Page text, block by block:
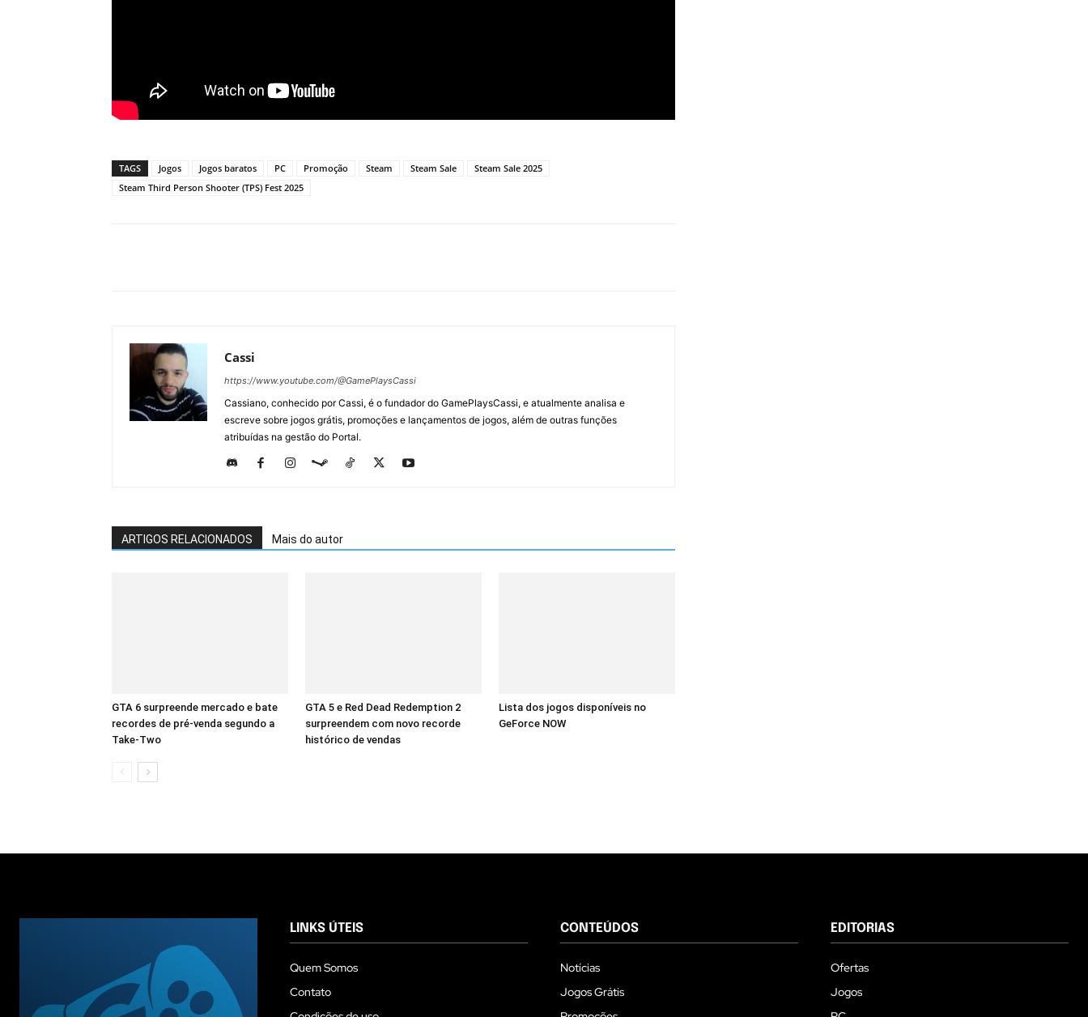
TAGS Jogos Jogos baratos PC Promoção Steam Steam Sale
Steam Sale 2025
Steam Third Person Shooter (TPS) Fest 2025
Cassi
https://www.youtube.com/@GamePlaysCassi
Cassiano, conhecido por Cassi, é o fundador do GamePlaysCassi, e atualmente analisa e
escreve sobre jogos grátis, promoções e lançamentos de jogos, além de outras funções
atribuídas na gestão do Portal.
ARTIGOS RELACIONADOS Mais do autor
GTA 6 surpreende mercado e bate
recordes de pré-venda segundo a
Take-Two
GTA 5 e Red Dead Redemption 2
surpreendem com novo recorde
histórico de vendas
Lista dos jogos disponíveis no
GeForce NOW
LINKS ÚTEIS
Quem Somos
Contato
CONTEÚDOS
Notícias
Jogos Grátis
EDITORIAS
Ofertas
Jogos